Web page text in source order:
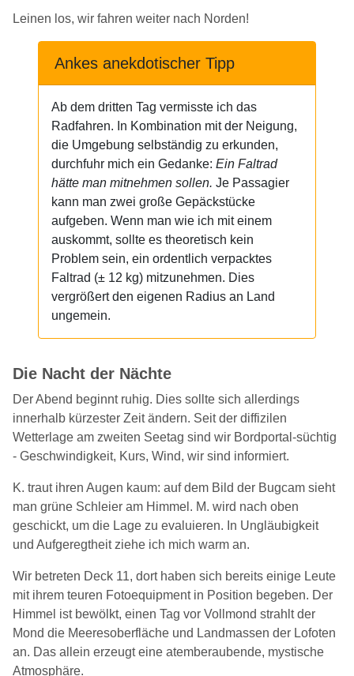
Leinen los, wir fahren weiter nach Norden!
Ankes anekdotischer Tipp
Ab dem dritten Tag vermisste ich das
Radfahren. In Kombination mit der Neigung,
die Umgebung selbständig zu erkunden,
durchfuhr mich ein Gedanke: Ein Faltrad
hätte man mitnehmen sollen. Je Passagier
kann man zwei große Gepäckstücke
aufgeben. Wenn man wie ich mit einem
auskommt, sollte es theoretisch kein
Problem sein, ein ordentlich verpacktes
Faltrad (± 12 kg) mitzunehmen. Dies
vergrößert den eigenen Radius an Land
ungemein.
Die Nacht der Nächte
Der Abend beginnt ruhig. Dies sollte sich allerdings
innerhalb kürzester Zeit ändern. Seit der diffizilen
Wetterlage am zweiten Seetag sind wir Bordportal-süchtig
- Geschwindigkeit, Kurs, Wind, wir sind informiert.
K. traut ihren Augen kaum: auf dem Bild der Bugcam sieht
man grüne Schleier am Himmel. M. wird nach oben
geschickt, um die Lage zu evaluieren. In Ungläubigkeit
und Aufgeregtheit ziehe ich mich warm an.
Wir betreten Deck 11, dort haben sich bereits einige Leute
mit ihrem teuren Fotoequipment in Position begeben. Der
Himmel ist bewölkt, einen Tag vor Vollmond strahlt der
Mond die Meeresoberfläche und Landmassen der Lofoten
an. Das allein erzeugt eine atemberaubende, mystische
Atmosphäre.